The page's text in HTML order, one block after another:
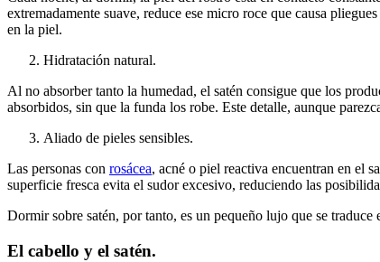
extremadamente suave, reduce ese micro roce que causa
en la piel.
Hidratación natural.
Al no absorber tanto la humedad, el satén consigue que los
absorbidos, sin que la funda los robe. Este detalle, aunque
Aliado de pieles sensibles.
Las personas con rosácea, acné o piel reactiva encuentran en el
superficie fresca evita el sudor excesivo, reduciendo las
Dormir sobre satén, por tanto, es un pequeño lujo que se traduce
El cabello y el satén.